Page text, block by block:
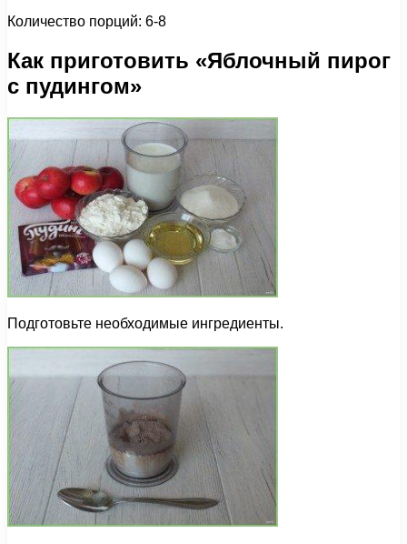
Количество порций: 6-8
Как приготовить «Яблочный пирог
с пудингом»
Подготовьте необходимые ингредиенты.